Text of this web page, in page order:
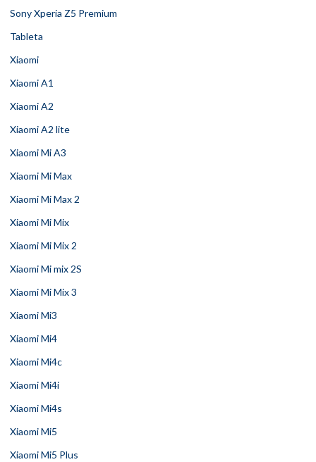
Sony Xperia Z5 Premium
Tableta
Xiaomi
Xiaomi A1
Xiaomi A2
Xiaomi A2 lite
Xiaomi Mi A3
Xiaomi Mi Max
Xiaomi Mi Max 2
Xiaomi Mi Mix
Xiaomi Mi Mix 2
Xiaomi Mi mix 2S
Xiaomi Mi Mix 3
Xiaomi Mi3
Xiaomi Mi4
Xiaomi Mi4c
Xiaomi Mi4i
Xiaomi Mi4s
Xiaomi Mi5
Xiaomi Mi5 Plus